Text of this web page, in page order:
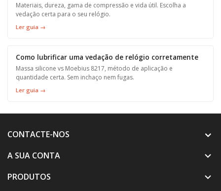
Materiais, dureza, gama de compressão e vida útil. Escolha a
vedação certa para o seu relógio.
Ler guia →
Como lubrificar uma vedação de relógio corretamente
Massa silicone vs Moebius 8217, método de aplicação e
quantidade certa. Sem inchaço nem fugas.
Ler guia →
CONTACTE-NOS
A SUA CONTA

PRODUTOS 